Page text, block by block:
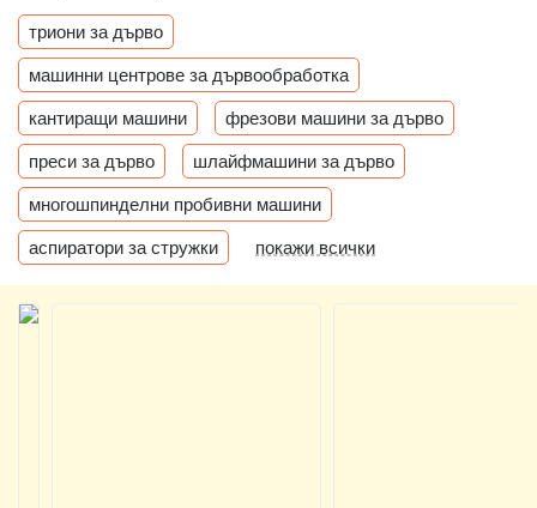
триони за дърво
машинни центрове за дървообработка
кантиращи машини фрезови машини за дърво
преси за дърво шлайфмашини за дърво
многошпинделни пробивни машини
аспиратори за стружки покажи всички